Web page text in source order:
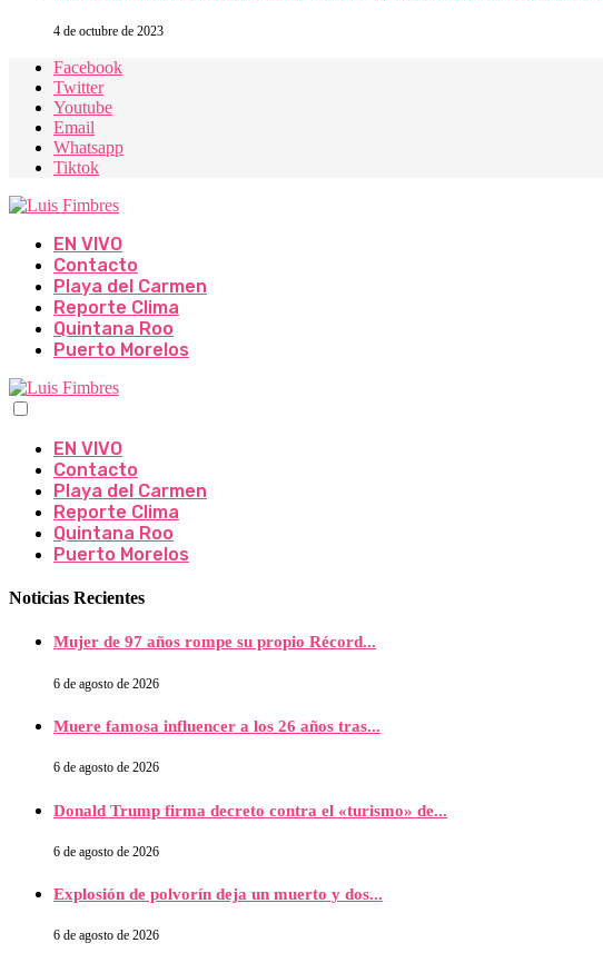
4 de octubre de 2023
Facebook
Twitter
Youtube
Email
Whatsapp
Tiktok
EN VIVO
Contacto
Playa del Carmen
Reporte Clima
Quintana Roo
Puerto Morelos
EN VIVO
Contacto
Playa del Carmen
Reporte Clima
Quintana Roo
Puerto Morelos
Noticias Recientes
Mujer de 97 años rompe su propio Récord...
6 de agosto de 2026
Muere famosa influencer a los 26 años tras...
6 de agosto de 2026
Donald Trump firma decreto contra el «turismo» de...
6 de agosto de 2026
Explosión de polvorín deja un muerto y dos...
6 de agosto de 2026